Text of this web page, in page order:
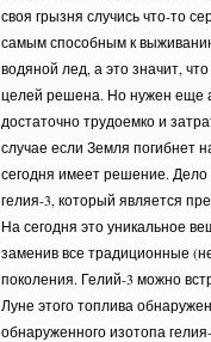
своя грызня случись что-то
самым способным к
водяной лед, а это значит,
целей решена. Но нужен еще
достаточно трудоемко и
случае если Земля погибнет
сегодня имеет решение.
гелия-3, который является
На сегодня это уникальное
заменив все традиционные
поколения. Гелий-3 можно
Луне этого топлива
обнаруженного изотопа